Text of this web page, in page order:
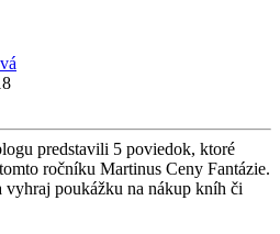
predstavili 5 poviedok, ktoré
ročníku Martinus Ceny Fantázie.
vyhraj poukážku na nákup kníh či